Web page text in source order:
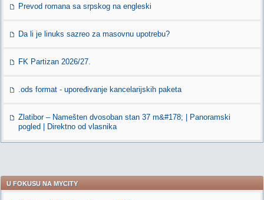
Prevod romana sa srpskog na engleski
Da li je linuks sazreo za masovnu upotrebu?
FK Partizan 2026/27.
.ods format - upoređivanje kancelarijskih paketa
Zlatibor – Namešten dvosoban stan 37 m&#178; | Panoramski
pogled | Direktno od vlasnika
U FOKUSU NA MYCITY